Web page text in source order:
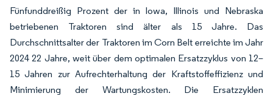
Fünfunddreißig Prozent der in Iowa, Illinois und Nebraska
betriebenen Traktoren sind älter als 15 Jahre. Das
Durchschnittsalter der Traktoren im Corn Belt erreichte im Jahr
2024 22 Jahre, weit über dem optimalen Ersatzzyklus von 12–
15 Jahren zur Aufrechterhaltung der Kraftstoffeffizienz und
Minimierung der Wartungskosten. Die Ersatzzyklen